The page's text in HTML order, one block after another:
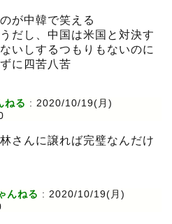
が中韓で笑える
だし、中国は米国と対決す
いしするつもりもないのに
に四苦八苦
ねる : 2020/10/19(月)
さんに譲れば完璧なんだけ
んねる : 2020/10/19(月)